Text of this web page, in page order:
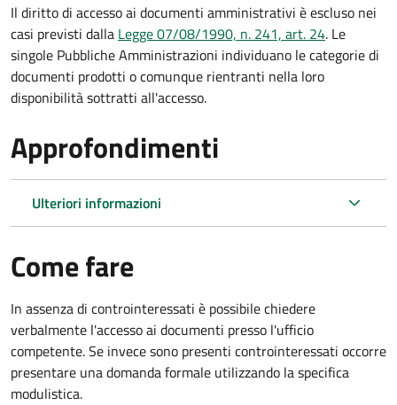
Il diritto di accesso ai documenti amministrativi è escluso nei
casi previsti dalla Legge 07/08/1990, n. 241, art. 24. Le
singole Pubbliche Amministrazioni individuano le categorie di
documenti prodotti o comunque rientranti nella loro
disponibilità sottratti all'accesso.
Approfondimenti
Ulteriori informazioni
Come fare
In assenza di controinteressati è possibile chiedere
verbalmente l'accesso ai documenti presso l'ufficio
competente. Se invece sono presenti controinteressati occorre
presentare una domanda formale utilizzando la specifica
modulistica.